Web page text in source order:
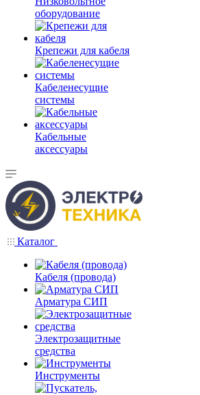
оборудование
Крепежи для кабеля
Кабеленесущие
системы
Кабельные
аксессуары
Каталог
Кабеля (провода)
Арматура СИП
Электрозащитные
средства
Инструменты